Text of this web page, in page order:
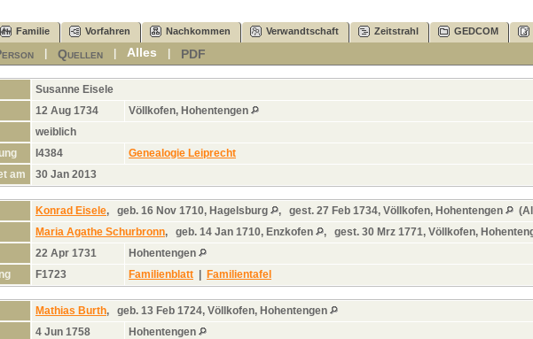
Familie Vorfahren Nachkommen Verwandtschaft Zeitstrahl GEDCOM
|Quellen |Alles PDF
Susanne Eisele
12 Aug 1734
Völlkofen, Hohentengen
weiblich
I4384
Genealogie Leiprecht
am
30 Jan 2013
Konrad Eisele, geb. 16 Nov 1710, Hagelsburg , gest. 27 Feb 1734, Völlkofen, Hohentengen
Maria Agathe Schurbronn, geb. 14 Jan 1710, Enzkofen , gest. 30 Mrz 1771, Völlkofen,
22 Apr 1731
Hohentengen
F1723 Familienblatt | Familientafel
Mathias Burth, geb. 13 Feb 1724, Völlkofen, Hohentengen
4 Jun 1758
Hohentengen